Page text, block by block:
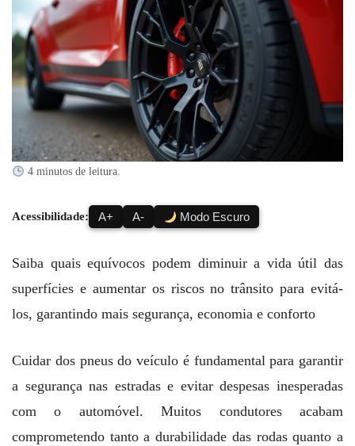
4 minutos de leitura.
Acessibilidade: A+ A- Modo Escuro
Saiba quais equívocos podem diminuir a vida útil das
superfícies e aumentar os riscos no trânsito para evitá-
los, garantindo mais segurança, economia e conforto
Cuidar dos pneus do veículo é fundamental para garantir
a segurança nas estradas e evitar despesas inesperadas
com o automóvel. Muitos condutores acabam
comprometendo tanto a durabilidade das rodas quanto a